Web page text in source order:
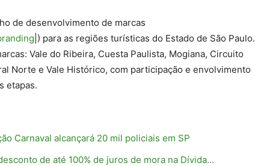
de desenvolvimento de marcas
|) para as regiões turísticas do Estado de São Paulo.
Vale do Ribeira, Cuesta Paulista, Mogiana, Circuito
Norte e Vale Histórico, com participação e envolvimento
etapas.
Carnaval alcançará 20 mil policiais em SP
de até 100% de juros de mora na Dívida…